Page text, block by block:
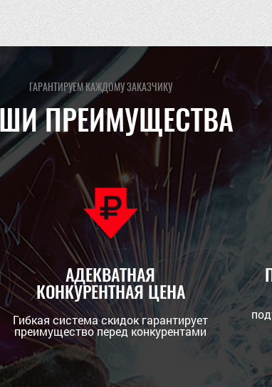
ГАРАНТИРУЕМ КАЖДОМУ ЗАКАЗЧИКУ
ПРЕИМУЩЕСТВА
АДЕКВАТНАЯ
КОНКУРЕНТНАЯ ЦЕНА
Гибкая система скидок гарантирует
преимущество перед конкурентами